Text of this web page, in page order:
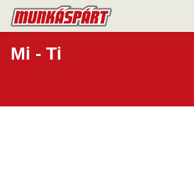
Mi - Ti